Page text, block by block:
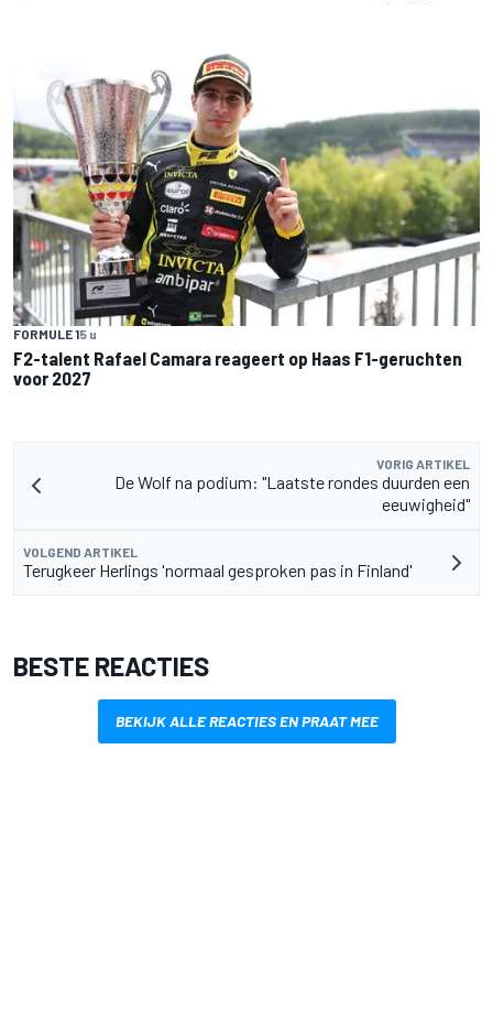
FORMULE 15 u
F2-talent Rafael Camara reageert op Haas F1-geruchten
voor 2027
VORIG ARTIKEL
De Wolf na podium: "Laatste rondes duurden een
eeuwigheid"
VOLGEND ARTIKEL
Terugkeer Herlings 'normaal gesproken pas in Finland'
BESTE REACTIES
BEKIJK ALLE REACTIES EN PRAAT MEE